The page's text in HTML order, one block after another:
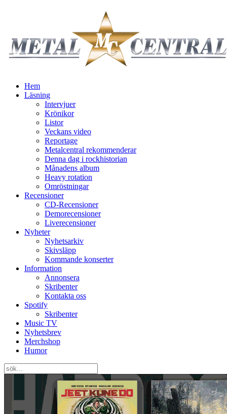
Hem
Läsning
Intervjuer
Krönikor
Listor
Veckans video
Reportage
Metalcentral rekommenderar
Denna dag i rockhistorian
Månadens album
Heavy rotation
Omröstningar
Recensioner
CD-Recensioner
Demorecensioner
Liverecensioner
Nyheter
Nyhetsarkiv
Skivsläpp
Kommande konserter
Information
Annonsera
Skribenter
Kontakta oss
Spotify
Skribenter
Music TV
Nyhetsbrev
Merchshop
Humor